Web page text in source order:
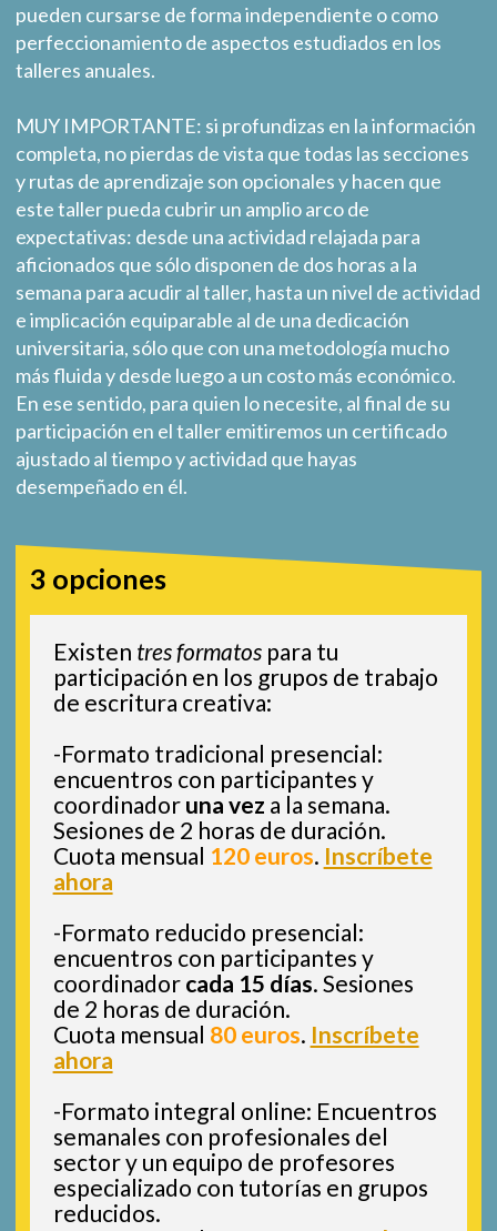
pueden cursarse de forma independiente o como
perfeccionamiento de aspectos estudiados en los
talleres anuales.
MUY IMPORTANTE: si profundizas en la información
completa, no pierdas de vista que todas las secciones
y rutas de aprendizaje son opcionales y hacen que
este taller pueda cubrir un amplio arco de
expectativas: desde una actividad relajada para
aficionados que sólo disponen de dos horas a la
semana para acudir al taller, hasta un nivel de actividad
e implicación equiparable al de una dedicación
universitaria, sólo que con una metodología mucho
más fluida y desde luego a un costo más económico.
En ese sentido, para quien lo necesite, al final de su
participación en el taller emitiremos un certificado
ajustado al tiempo y actividad que hayas
desempeñado en él.
3 opciones
Existen tres formatospara tu
participación en los grupos de trabajo
de escritura creativa:
-Formato tradicional presencial:
encuentros con participantes y
coordinador una vez a la semana.
Sesiones de 2 horas de duración.
Cuota mensual 120 euros. Inscríbete
ahora
-Formato reducido presencial:
encuentros con participantes y
coordinador cada 15 días. Sesiones
de 2 horas de duración.
Cuota mensual 80 euros. Inscríbete
ahora
-Formato integral online: Encuentros
semanales con profesionales del
sector y un equipo de profesores
especializado con tutorías en grupos
reducidos.